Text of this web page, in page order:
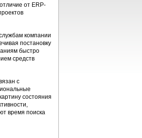
от ERP-
компании
постановку
быстро
средств
с
состояния
время поиска